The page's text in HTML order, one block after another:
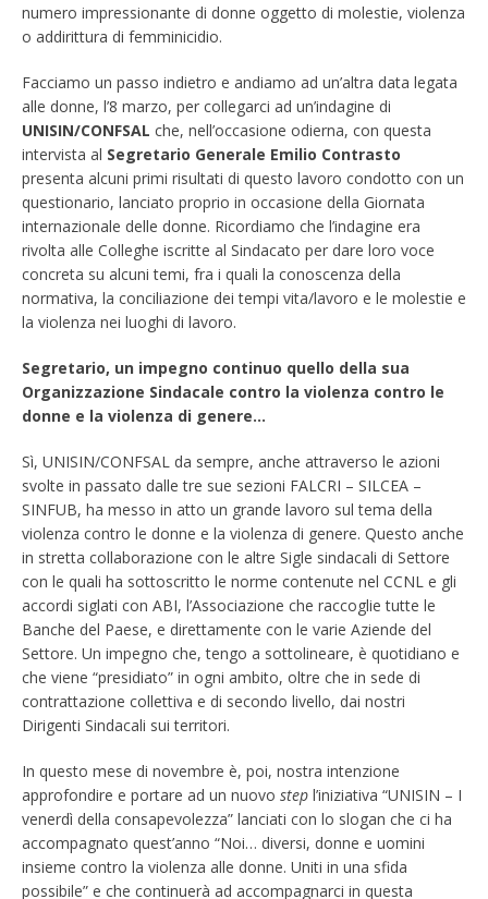
numero impressionante di donne oggetto di molestie, violenza
o addirittura di femminicidio.
Facciamo un passo indietro e andiamo ad un’altra data legata
alle donne, l’8 marzo, per collegarci ad un’indagine di
UNISIN/CONFSAL che, nell’occasione odierna, con questa
intervista al Segretario Generale Emilio Contrasto
presenta alcuni primi risultati di questo lavoro condotto con un
questionario, lanciato proprio in occasione della Giornata
internazionale delle donne. Ricordiamo che l’indagine era
rivolta alle Colleghe iscritte al Sindacato per dare loro voce
concreta su alcuni temi, fra i quali la conoscenza della
normativa, la conciliazione dei tempi vita/lavoro e le molestie e
la violenza nei luoghi di lavoro.
Segretario, un impegno continuo quello della sua
Organizzazione Sindacale contro la violenza contro le
donne e la violenza di genere…
Sì, UNISIN/CONFSAL da sempre, anche attraverso le azioni
svolte in passato dalle tre sue sezioni FALCRI – SILCEA –
SINFUB, ha messo in atto un grande lavoro sul tema della
violenza contro le donne e la violenza di genere. Questo anche
in stretta collaborazione con le altre Sigle sindacali di Settore
con le quali ha sottoscritto le norme contenute nel CCNL e gli
accordi siglati con ABI, l’Associazione che raccoglie tutte le
Banche del Paese, e direttamente con le varie Aziende del
Settore. Un impegno che, tengo a sottolineare, è quotidiano e
che viene “presidiato” in ogni ambito, oltre che in sede di
contrattazione collettiva e di secondo livello, dai nostri
Dirigenti Sindacali sui territori.
In questo mese di novembre è, poi, nostra intenzione
approfondire e portare ad un nuovo step l’iniziativa “UNISIN – I
venerdì della consapevolezza” lanciati con lo slogan che ci ha
accompagnato quest’anno “Noi… diversi, donne e uomini
insieme contro la violenza alle donne. Uniti in una sfida
possibile” e che continuerà ad accompagnarci in questa